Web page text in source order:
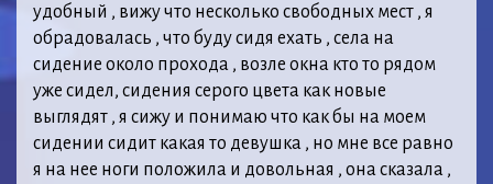
удобный , вижу что несколько свободных мест , я
обрадовалась , что буду сидя ехать , села на
сидение около прохода , возле окна кто то рядом
уже сидел, сидения серого цвета как новые
выглядят , я сижу и понимаю что как бы на моем
сидении сидит какая то девушка , но мне все равно
я на нее ноги положила и довольная , она сказала ,